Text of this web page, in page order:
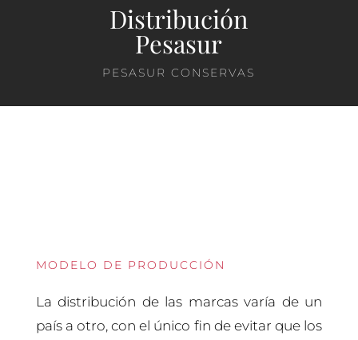
Distribución
Pesasur
PESASUR CONSERVAS
MODELO DE PRODUCCIÓN
La distribución de las marcas varía de un
país a otro, con el único fin de evitar que los